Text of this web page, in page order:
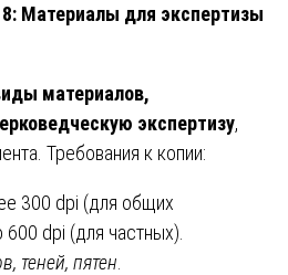
Материалы для экспертизы
материалов,
экспертизу,
Требования к копии:
300 dpi (для общих
600 dpi (для частных).
теней, пятен